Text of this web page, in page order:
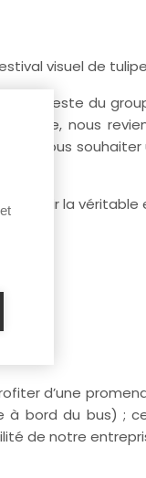
visuel de
le reste du
nous
et vous
la véritable
d’une
à bord du bus) ;
de notre